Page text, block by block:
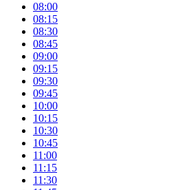
08:00
08:15
08:30
08:45
09:00
09:15
09:30
09:45
10:00
10:15
10:30
10:45
11:00
11:15
11:30